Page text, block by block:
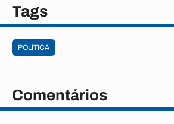
Tags
POLÍTICA
Comentários